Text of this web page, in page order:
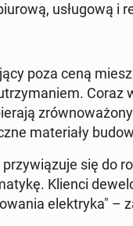
usłu­go­wą i
poza ceną
Coraz
ma­te­ria­ły
się do
Klienci
elek­try­ka"